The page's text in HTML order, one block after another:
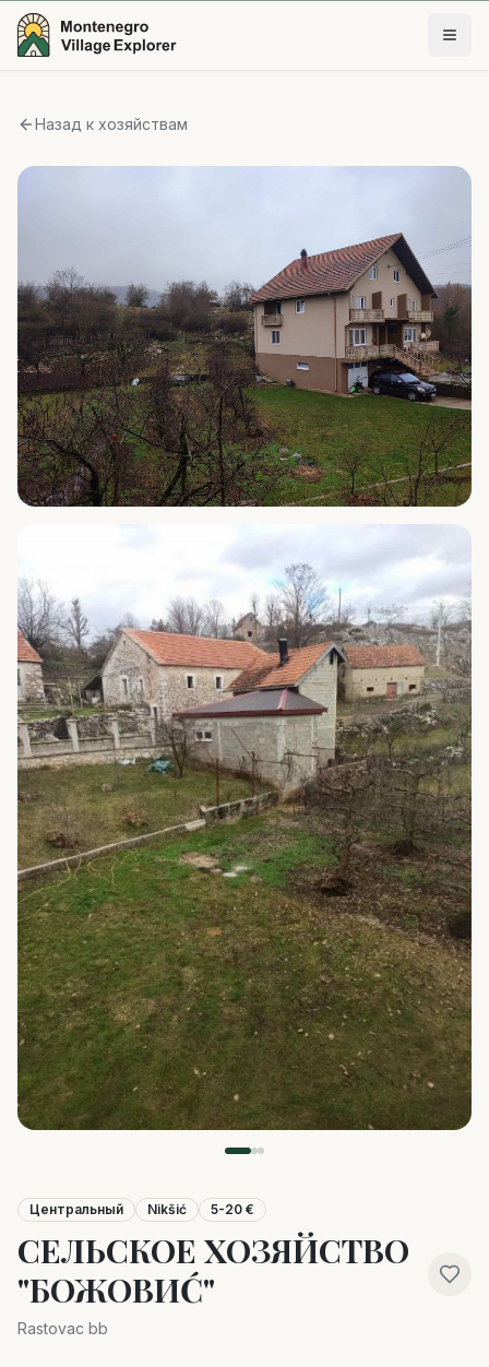
Назад к хозяйствам
Центральный Nikšić 5-20 €
СЕЛЬСКОЕ ХОЗЯЙСТВО
"БОЖОВИĆ"
Rastovac bb